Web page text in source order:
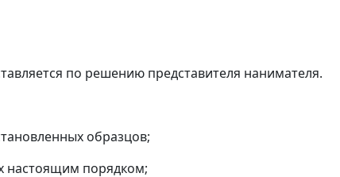
по решению представителя нанимателя.
образцов;
настоящим порядком;